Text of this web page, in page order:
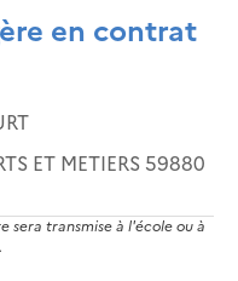
en contrat
ET METIERS 59880
sera transmise à l'école ou à